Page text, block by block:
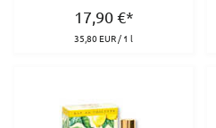
17,90€*
35,80 EUR / 1 l